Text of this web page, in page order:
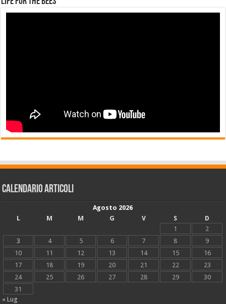
Calendario articoli
Agosto 2026
L
M M G V S
D
1
2
3
4 5 6 7 8
9
10
11 12 13 14 15
16
17
18 19 20 21 22
23
24
25 26 27 28 29
30
31
« Lug